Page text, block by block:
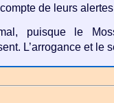
de leurs
puisque le
L’arrogance et le